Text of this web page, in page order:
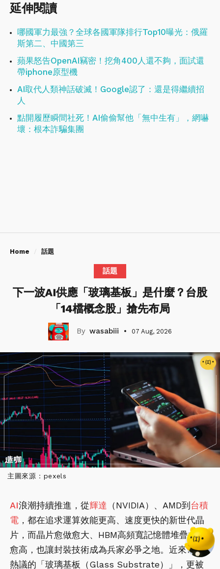
延伸閱讀
哪國軍力最強？全球各國軍隊排行Top10曝光：俄羅
斯第二、中國第三
蘋果怒告OpenAI竊密！挖角400人還不夠，面試還
帶iphone原型機
AI取代人類神話破滅！Google認了：還是得繼續招
人
點開履歷瞬間社死！AI偷偷幫他「無中生有」，網嚇
壞：根本詐騙集團
Home 話題
話題
下一波AI供應「玻璃基板」是什麼？台股
「14檔概念股」搶先布局
wasabiii 07 Aug, 2026
主圖來源：pexels
AI浪潮持續推進，從輝達 （NVIDIA）、AMD到 台積
電 ，都在追求運算效能更高、速度更快的新世代晶
片，而晶片愈做愈大、HBM高頻寬記憶體堆疊愈來
愈高，也讓封裝技術成為兵家必爭之地。近來市場
熱議的「玻璃基板（Glass Substrate）」，更被